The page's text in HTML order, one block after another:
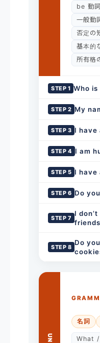
be 動
一般動
否定の
基本的
所有格
STEP 1 Who
STEP 2 My
STEP 3 I have
STEP 4 I am
STEP 5 I have
STEP 6 Do
STEP 7
I
STEP 8
Do
名詞
What /